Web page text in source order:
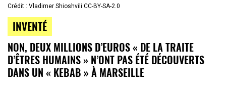
Crédit : Vladimer Shioshvili CC-BY-SA-2.0
INVENTÉ
NON, DEUX MILLIONS D’EUROS « DE LA TRAITE
D’ÊTRES HUMAINS » N’ONT PAS ÉTÉ DÉCOUVERTS
DANS UN « KEBAB » À MARSEILLE